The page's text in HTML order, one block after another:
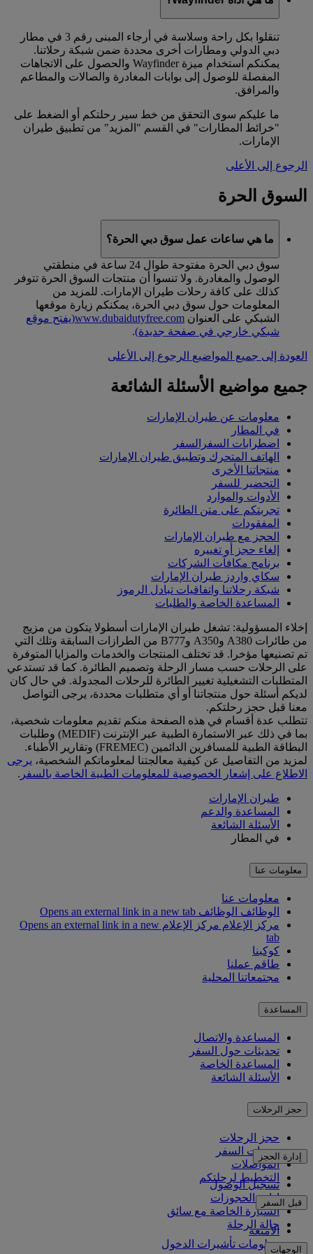
تنقلوا بكل راحة وسلاسة في أرجاء المبنى رقم 3 في مطار
دبي الدولي ومطارات أخرى محددة ضمن شبكة رحلاتنا.
يمكنكم استخدام ميزة Wayfinder والحصول على الاتجاهات
المفصلة للوصول إلى بوابات المغادرة والصالات والمطاعم
والمرافق.
ما عليكم سوى التحقق من خط سير رحلتكم أو الضغط على
"خرائط المطارات" في القسم "المزيد" من تطبيق طيران
الإمارات.
الرجوع إلى الأعلى
السوق الحرة
ما هي ساعات عمل سوق دبي الحرة؟
سوق دبي الحرة مفتوحة طوال 24 ساعة في منطقتي
الوصول والمغادرة. ولا تنسوا أن منتجات السوق الحرة تتوفر
كذلك على كافة رحلات طيران الإمارات. للمزيد من
المعلومات حول سوق دبي الحرة، يمكنكم زيارة موقعها
الشبكي على العنوان www.dubaidutyfree.com(يفتح موقع
شبكي خارجي في صفحة جديدة).
العودة إلى جميع المواضيع الرجوع إلى الأعلى
جميع مواضيع الأسئلة الشائعة
معلومات عن طيران الإمارات
في المطار
اضطرابات السفرالسفر
الهاتف المتحرك وتطبيق طيران الإمارات
منتجاتنا الأخرى
التحضير للسفر
الأدوات والموارد
تجربتكم على متن الطائرة
المفقودات
الحجز مع طيران الإمارات
إلغاء حجز أو تغييره
برنامج مكافآت الشركات
سكاي واردز طيران الإمارات
شبكة رحلاتنا واتفاقيات تبادل الرموز
المساعدة الخاصة والطلبات
إخلاء المسؤولية: تشغل طيران الإمارات أسطولا يتكون من مزيج
من طائرات A380 وA350 وB777 من الطرازات السابقة وتلك التي
تم تصنيعها مؤخرا. قد تختلف المنتجات والخدمات والمزايا المتوفرة
على الرحلات حسب مسار الرحلة وتصميم الطائرة. كما قد تستدعي
المتطلبات التشغيلية تغيير الطائرة للرحلات المجدولة. في حال كان
لديكم أسئلة حول منتجاتنا أو أي متطلبات محددة، يرجى التواصل
معنا قبل حجز رحلتكم.
تتطلب عدة أقسام في هذه الصفحة منكم تقديم معلومات شخصية،
بما في ذلك عبر الاستمارة الطبية عبر الإنترنت (MEDIF) وطلبات
البطاقة الطبية للمسافرين الدائمين (FREMEC) وتقارير الأطباء.
لمزيد من التفاصيل عن كيفية معالجتنا لمعلوماتكم الشخصية، يرجى
الاطلاع على إشعار الخصوصية للمعلومات الطبية الخاصة بالسفر .
طيران الإمارات
المساعدة والدعم
الأسئلة الشائعة
في المطار
معلومات عنا
معلومات عنا
الوظائف الوظائف Opens an external link in a new tab
مركز الإعلام
مركز الإعلام Opens an external link in a new
tab
كوكبنا
طاقم عملنا
مجتمعاتنا المحلية
المساعدة
المساعدة والاتصال
تحديثات حول السفر
المساعدة الخاصة
الأسئلة الشائعة
حجز الرحلات
حجز الرحلات
خدمات السفر
المواصلات
التخطيط لرحلتكم
إدارة الحجز
تسجيل الوصول
إدارة الحجوزات
السيارة الخاصة مع سائق
حالة الرحلة
قبل السفر
الأمتعة
معلومات تأشيرات الدخولالوجهات